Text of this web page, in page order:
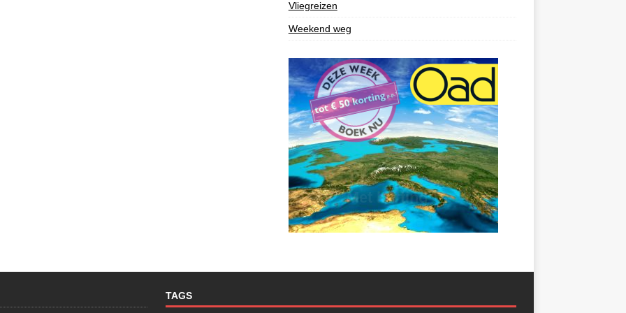
Vliegreizen
Weekend weg
TAGS